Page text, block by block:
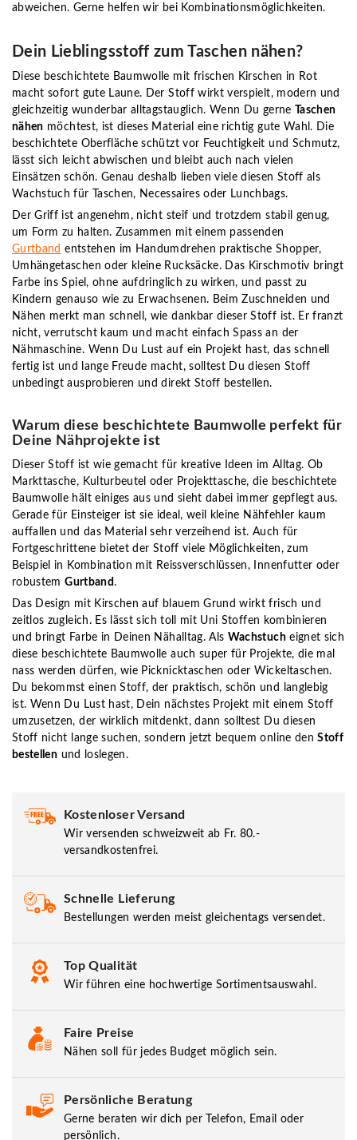
abweichen. Gerne helfen wir bei Kombinationsmöglichkeiten.
Dein Lieblingsstoff zum Taschen nähen?
Diese beschichtete Baumwolle mit frischen Kirschen in Rot
macht sofort gute Laune. Der Stoff wirkt verspielt, modern und
gleichzeitig wunderbar alltagstauglich. Wenn Du gerne
Taschen
nähen möchtest, ist dieses Material eine richtig gute Wahl. Die
beschichtete Oberfläche schützt vor Feuchtigkeit und Schmutz,
lässt sich leicht abwischen und bleibt auch nach vielen
Einsätzen schön. Genau deshalb lieben viele diesen Stoff als
Wachstuch für Taschen, Necessaires oder Lunchbags.
Der Griff ist angenehm, nicht steif und trotzdem stabil genug,
um Form zu halten. Zusammen mit einem passenden
Gurtband entstehen im Handumdrehen praktische Shopper,
Umhängetaschen oder kleine Rucksäcke. Das Kirschmotiv bringt
Farbe ins Spiel, ohne aufdringlich zu wirken, und passt zu
Kindern genauso wie zu Erwachsenen. Beim Zuschneiden und
Nähen merkt man schnell, wie dankbar dieser Stoff ist. Er franzt
nicht, verrutscht kaum und macht einfach Spass an der
Nähmaschine. Wenn Du Lust auf ein Projekt hast, das schnell
fertig ist und lange Freude macht, solltest Du diesen Stoff
unbedingt ausprobieren und direkt Stoff bestellen.
Warum diese beschichtete Baumwolle perfekt für
Deine Nähprojekte ist
Dieser Stoff ist wie gemacht für kreative Ideen im Alltag. Ob
Markttasche, Kulturbeutel oder Projekttasche, die beschichtete
Baumwolle hält einiges aus und sieht dabei immer gepflegt aus.
Gerade für Einsteiger ist sie ideal, weil kleine Nähfehler kaum
auffallen und das Material sehr verzeihend ist. Auch für
Fortgeschrittene bietet der Stoff viele Möglichkeiten, zum
Beispiel in Kombination mit Reissverschlüssen, Innenfutter oder
robustemGurtband.
Das Design mit Kirschen auf blauem Grund wirkt frisch und
zeitlos zugleich. Es lässt sich toll mit Uni Stoffen kombinieren
und bringt Farbe in Deinen Nähalltag. Als Wachstucheignet sich
diese beschichtete Baumwolle auch super für Projekte, die mal
nass werden dürfen, wie Picknicktaschen oder Wickeltaschen.
Du bekommst einen Stoff, der praktisch, schön und langlebig
ist. Wenn Du Lust hast, Dein nächstes Projekt mit einem Stoff
umzusetzen, der wirklich mitdenkt, dann solltest Du diesen
Stoff nicht lange suchen, sondern jetzt bequem online denStoff
bestellen und loslegen.
Kostenloser Versand
Wir versenden schweizweit ab Fr. 80.-
versandkostenfrei.
Schnelle Lieferung
Bestellungen werden meist gleichentags versendet.
Top Qualität
Wir führen eine hochwertige Sortimentsauswahl.
Faire Preise
Nähen soll für jedes Budget möglich sein.
Persönliche Beratung
Gerne beraten wir dich per Telefon, Email oder
persönlich.